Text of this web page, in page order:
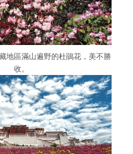
地區滿山遍野的杜鵑花，美不勝
收。